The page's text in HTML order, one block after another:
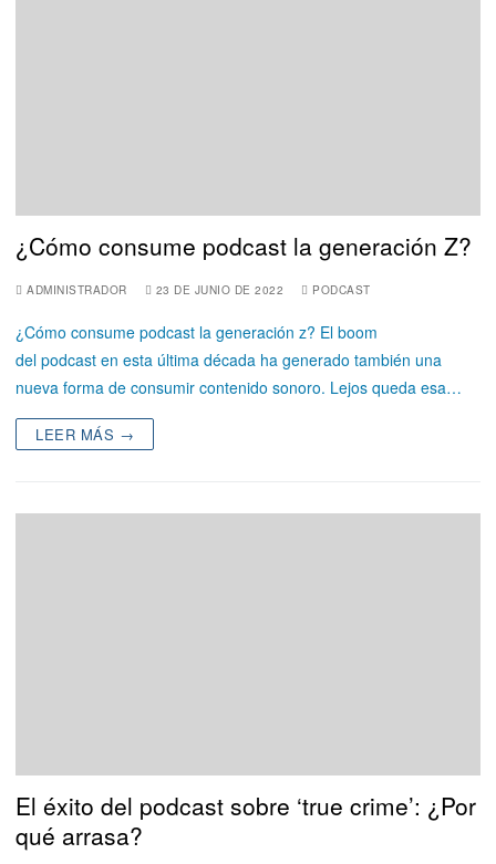
¿Cómo consume podcast la generación Z?
ADMINISTRADOR 23 DE JUNIO DE 2022 PODCAST
¿Cómo consume podcast la generación z? El boom
del podcast en esta última década ha generado también una
nueva forma de consumir contenido sonoro. Lejos queda esa…
LEER MÁS →
El éxito del podcast sobre ‘true crime’: ¿Por
qué arrasa?